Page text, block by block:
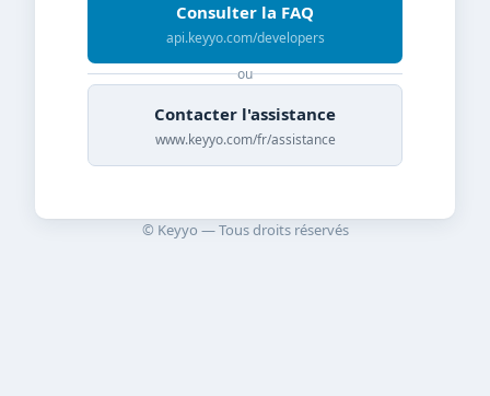
Consulter la FAQ
api.keyyo.com/developers
ou
Contacter l'assistance
www.keyyo.com/fr/assistance
© Keyyo — Tous droits réservés